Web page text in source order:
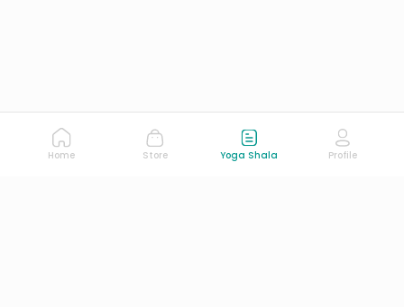
Home Store Yoga Shala Profile